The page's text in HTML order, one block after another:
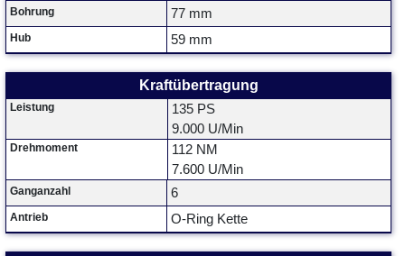
Bohrung 77 mm
Hub 59 mm
Kraftübertragung
Leistung
135 PS
9.000 U/Min
Drehmoment
112 NM
7.600 U/Min
Ganganzahl 6
Antrieb O-Ring Kette